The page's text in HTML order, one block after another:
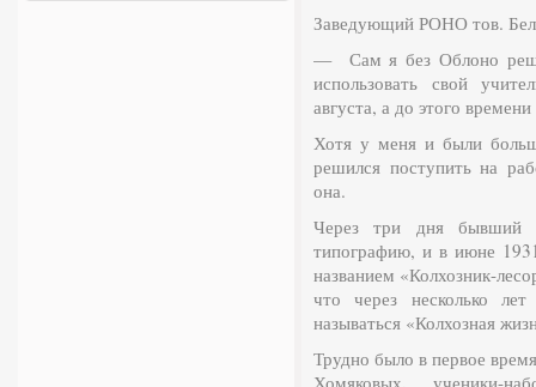
Заведующий РОНО тов.
— Сам я без Облоно
использовать свой
августа, а до этого
Хотя у меня и были
решился поступить на
она.
Через три дня бывший
типографию, и в июне
названием «Колхозник-
что через несколько
называться «Колхозная
Трудно было в первое
Хомяковых, ученики-